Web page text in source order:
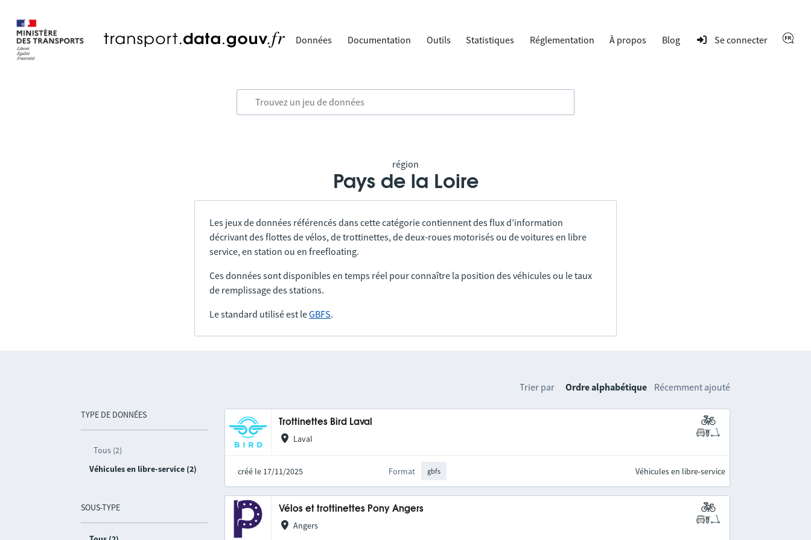
Données Documentation Outils Statistiques Réglementation À propos Blog Se connecter
région
Pays de la Loire
Les jeux de données référencés dans cette catégorie contiennent des flux d’information
décrivant des flottes de vélos, de trottinettes, de deux-roues motorisés ou de voitures en libre
service, en station ou en freefloating.
Ces données sont disponibles en temps réel pour connaître la position des véhicules ou le taux
de remplissage des stations.
Le standard utilisé est leGBFS.
TYPE DE DONNÉES
Tous (2)
Véhicules en libre-service (2)
SOUS-TYPE
Trier par Ordre alphabétique Récemment ajouté
Trottinettes Bird Laval
Laval
créé le 17/11/2025 Format gbfs Véhicules en libre-service
Vélos et trottinettes Pony Angers
Angers